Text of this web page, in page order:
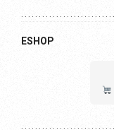
ESHOP